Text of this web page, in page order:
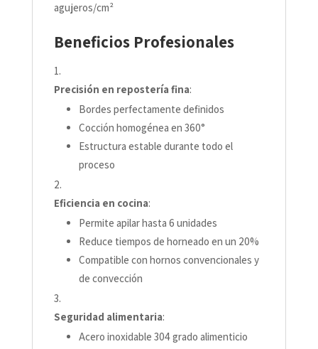
agujeros/cm²
Beneficios Profesionales
Precisión en repostería fina:
Bordes perfectamente definidos
Cocción homogénea en 360°
Estructura estable durante todo el
proceso
Eficiencia en cocina:
Permite apilar hasta 6 unidades
Reduce tiempos de horneado en un 20%
Compatible con hornos convencionales y
de convección
Seguridad alimentaria:
Acero inoxidable 304 grado alimenticio